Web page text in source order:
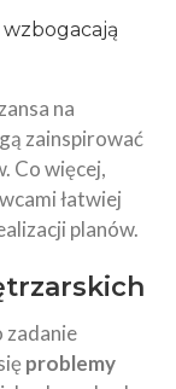
na
zainspirować
Co więcej,
łatwiej
planów.
problemy